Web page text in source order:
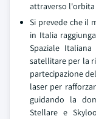
attraverso l'orbita
Si prevede che il
in Italia
Spaziale
satellitare per la
partecipazione
laser per
guidando la
Stellare e